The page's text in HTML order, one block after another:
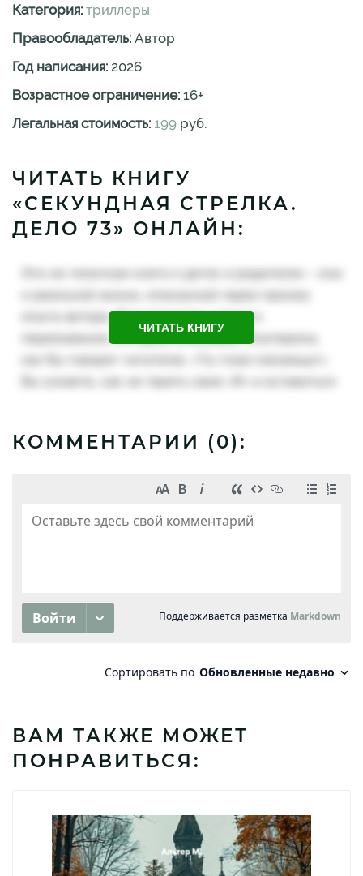
Категория: триллеры
Правообладатель: Автор
Год написания: 2026
Возрастное ограничение: 16+
Легальная стоимость: 199 руб.
ЧИТАТЬ КНИГУ
«СЕКУНДНАЯ СТРЕЛКА.
ДЕЛО 73» ОНЛАЙН:
ЧИТАТЬ КНИГУ
КОММЕНТАРИИ (0):
ВАМ ТАКЖЕ МОЖЕТ
ПОНРАВИТЬСЯ: